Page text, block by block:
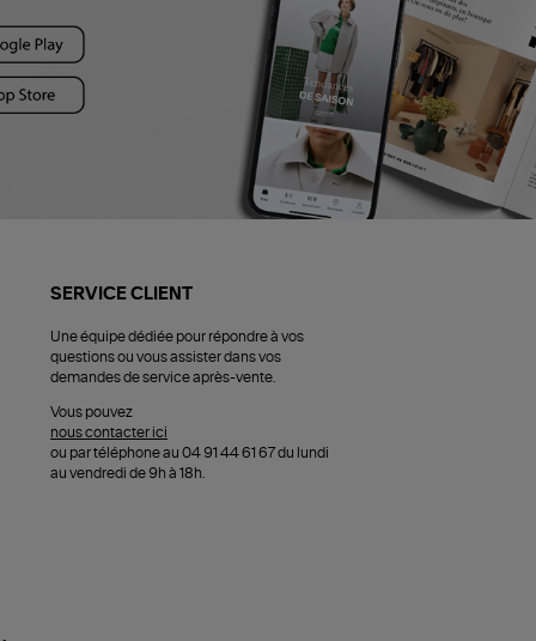
SERVICE CLIENT
Une équipe dédiée pour répondre à vos
questions ou vous assister dans vos
demandes de service après-vente.
Vous pouvez
nous contacter ici
ou par téléphone au 04 91 44 61 67 du lundi
au vendredi de 9h à 18h.